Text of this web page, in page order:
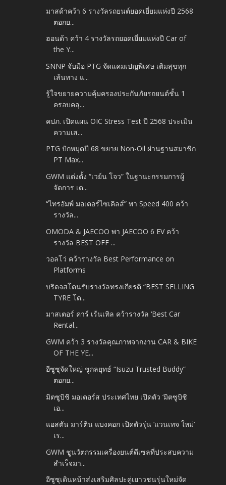
มาสด้าคว้า 6 รางวัลรถยนต์ยอดเยี่ยมแห่งปี 2568
ตอกย...
ฮอนด้า คว้า 4 รางวัลรถยอดเยี่ยมแห่งปี Car of
the Y...
SNNP จับมือ PTG จัดแคมเปญพิเศษ เติมสุขทุก
เส้นทาง แ...
รู้ใจขยายความคุ้มครองประกันภัยรถยนต์ชั้น 1
ครอบคลุ...
คปภ. เปิดแผน OIC Stress Test ปี 2568 ประเมิน
ความเส...
PTG ปักหมุดปี 68 ขยาย Non-Oil ผ่านฐานสมาชิก
PT Max...
GWM แต่งตั้ง “เวย์น โจว” ในฐานะกรรมการผู้
จัดการ เด...
“ไทรอัมพ์ มอเตอร์ไซเคิลส์” พา Speed 400 คว้า
รางวัล...
OMODA & JAECOO พา JAECOO 6 EV คว้า
รางวัล BEST OFF ...
วอลโว่ คว้ารางวัล Best Performance on
Platforms
บริดจสโตนรับรางวัลทรงเกียรติ “BEST SELLING
TYRE โด...
มาสเตอร์ คาร์ เร้นเทิล คว้ารางวัล ‘Best Car
Rental...
GWM คว้า 3 รางวัลคุณภาพจากงาน CAR & BIKE
OF THE YE...
อีซูซุจัดใหญ่ ชูกลยุทธ์ “Isuzu Trusted Buddy”
ตอกย...
มิตซูบิชิ มอเตอร์ส ประเทศไทย เปิดตัว ‘มิตซูบิชิ
เอ...
แอสตัน มาร์ติน แบงคอก เปิดตัวรุ่น ‘แวนเทจ ใหม่’
เร...
GWM ชูนวัตกรรมเครื่องยนต์ดีเซลที่ประสบความ
สำเร็จมา...
อีซูซุเดินหน้าส่งเสริมศิลปะคู่เยาวชนรุ่นใหม่จัด